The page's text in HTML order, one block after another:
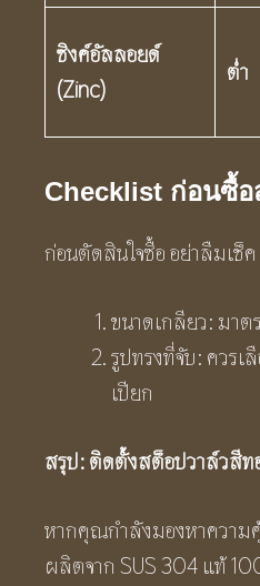
ซิงค์อัลลอยด์
(Zinc)
ต่ำ
Checklist ก่อนซื้อ
ก่อนตัดสินใจซื้อ อย่าลืมเช็
ขนาดเกลียว: มาต
รูปทรงที่จับ: ควรเ
เปียก
สรุป: ติดตั้งสต็อปวาล์วสีทอ
หากคุณกำลังมองหาความ
ผลิตจาก SUS 304 แท้